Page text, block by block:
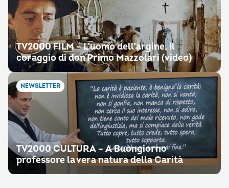
TV2000 FILM – L’uomo dell’argine, il
coraggio di don Primo Mazzolari (video)
NEWSLETTER
TV2000 CULTURA – A Buongiorno
professore la vera natura della Carità